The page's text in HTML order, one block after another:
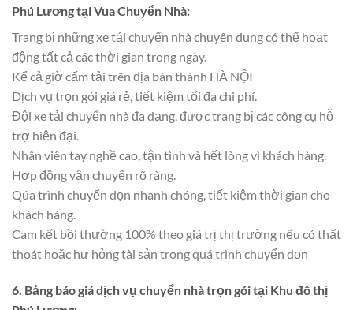
Phú Lươngtại Vua Chuyển Nhà:
Trang bị những xe tải chuyển nhà chuyên dụng có thể hoạt
động tất cả các thời gian trong ngày.
Kể cả giờ cấm tải trên địa bàn thành HÀ NỘI
Dịch vụ trọn gói giá rẻ, tiết kiệm tối đa chi phí.
Đội xe tải chuyển nhà đa dạng, được trang bị các công cụ hỗ
trợ hiện đại.
Nhân viên tay nghề cao, tận tình và hết lòng vì khách hàng.
Hợp đồng vận chuyển rõ ràng.
Qúa trình chuyển dọn nhanh chóng, tiết kiệm thời gian cho
khách hàng.
Cam kết bồi thường 100% theo giá trị thị trường nếu có thất
thoát hoặc hư hỏng tài sản trong quá trình chuyển dọn
6. Bảng báo giá dịch vụ chuyển nhà trọn gói tại Khu đô thị